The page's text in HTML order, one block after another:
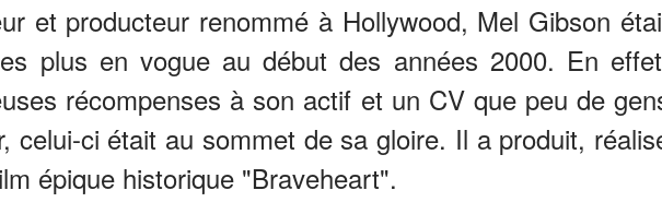
et producteur renommé à Hollywood, Mel Gibson
plus en vogue au début des années 2000. En
récompenses à son actif et un CV que peu de
celui-ci était au sommet de sa gloire. Il a produit,
épique historique "Braveheart".